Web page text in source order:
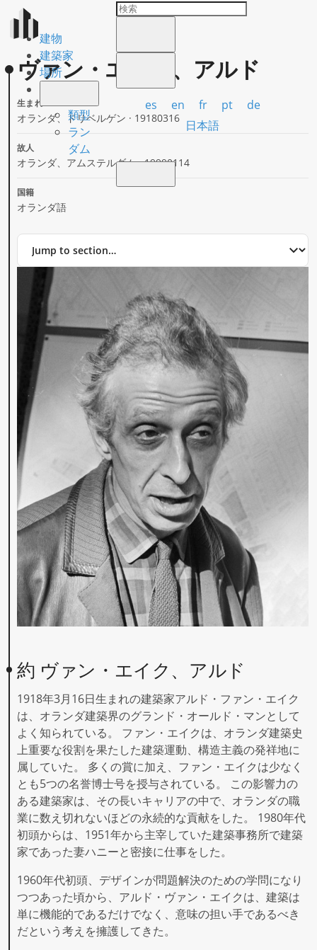
建物
建築家
場所
類型
ラン
ダム
es en fr pt
de
日本語
ヴァン・エイク、アルド
生まれ
オランダ、ドリベルゲン · 19180316
故人
オランダ、アムステルダム · 19990114
国籍
オランダ語
Jump
section
約 ヴァン・エイク、アルド
1918年3月16日生まれの建築家アルド・ファン・エイク
は、オランダ建築界のグランド・オールド・マンとして
よく知られている。 ファン・エイクは、オランダ建築史
上重要な役割を果たした建築運動、構造主義の発祥地に
属していた。 多くの賞に加え、ファン・エイクは少なく
とも5つの名誉博士号を授与されている。 この影響力の
ある建築家は、その長いキャリアの中で、オランダの職
業に数え切れないほどの永続的な貢献をした。 1980年代
初頭からは、1951年から主宰していた建築事務所で建築
家であった妻ハニーと密接に仕事をした。
1960年代初頭、デザインが問題解決のための学問になり
つつあった頃から、アルド・ヴァン・エイクは、建築は
単に機能的であるだけでなく、意味の担い手であるべき
だという考えを擁護してきた。